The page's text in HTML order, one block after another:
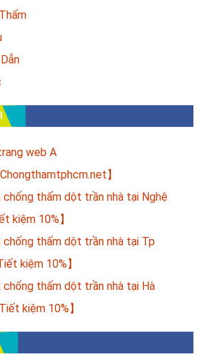
web A
】
chống thấm dột trần nhà tại Nghệ
kiệm 10%】
chống thấm dột trần nhà tại Tp
kiệm 10%】
chống thấm dột trần nhà tại Hà
kiệm 10%】